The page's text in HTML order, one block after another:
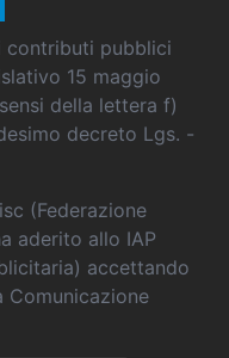
contributi pubblici
15 maggio
della lettera f)
decreto Lgs. -
(Federazione
aderito allo IAP
accettando
Comunicazione